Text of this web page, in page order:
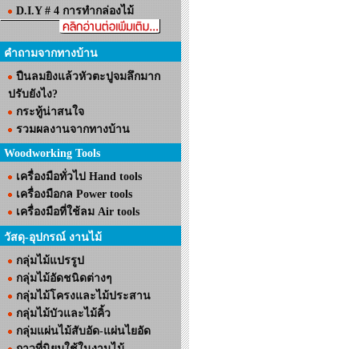
D.I.Y # 4 การทำกล่องไม้
คำถามจากทางบ้าน
ปืนลมยิงแล้วหัวตะปูจมลึกมาก
ปรับยังไง?
กระทู้น่าสนใจ
รวมผลงานจากทางบ้าน
Woodworking Tools
เครื่องมือทั่วไป Hand tools
เครื่องมือกล Power tools
เครื่องมือที่ใช้ลม Air tools
วัสดุ-อุปกรณ์ งานไม้
กลุ่มไม้แปรรูป
กลุ่มไม้อัดชนิดต่างๆ
กลุ่มไม้โครงและไม้ประสาน
กลุ่มไม้บัวและไม้คิ้ว
กลุ่มแผ่นไม้สับอัด-แผ่นไยอัด